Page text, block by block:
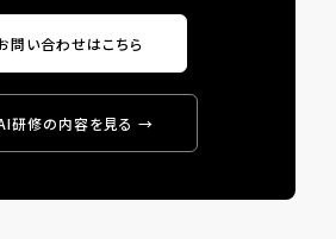
問い合わせはこちら
研修の内容を見る →